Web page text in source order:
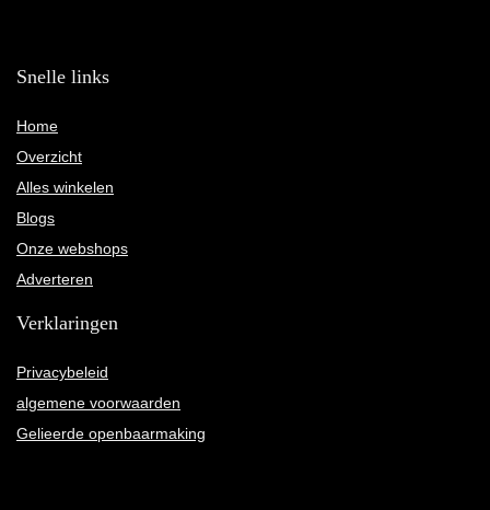
Snelle links
Home
Overzicht
Alles winkelen
Blogs
Onze webshops
Adverteren
Verklaringen
Privacybeleid
algemene voorwaarden
Gelieerde openbaarmaking